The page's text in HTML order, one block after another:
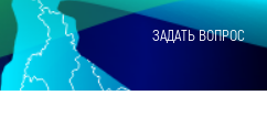
ЗАДАТЬ ВОПРОС